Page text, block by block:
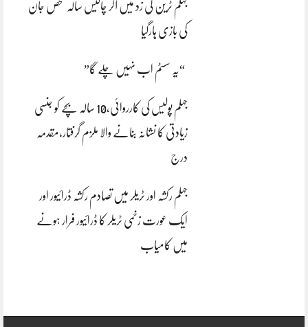
جہلم ٹرین کی زد میں آکر چالیس سالہ شخص جان
کی بازی ہارگیا
“یہ سسٹم اب نہیں چلے گا”
جہلم پولیس کی کارروائی،10 سالہ بچے کو جنسی
زیادتی کا نشانہ بنانے والا ملزم گرفتار،مقدمہ
درج
جہلم رکشہ اور ٹریلر میں تصادم رکشہ ڈرائیور اور
ایک عورت زخمی ٹریلر کا ڈرائیور فرار ہونے
میں کامیاب